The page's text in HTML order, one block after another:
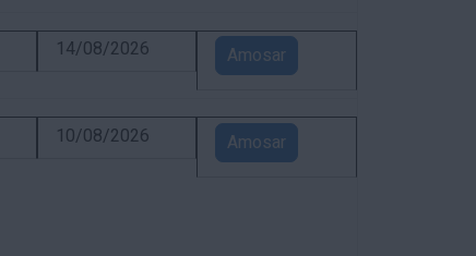
14/08/2026 Amosar
10/08/2026 Amosar